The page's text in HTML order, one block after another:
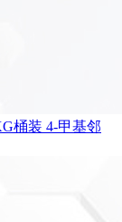
桶装 4-甲基邻